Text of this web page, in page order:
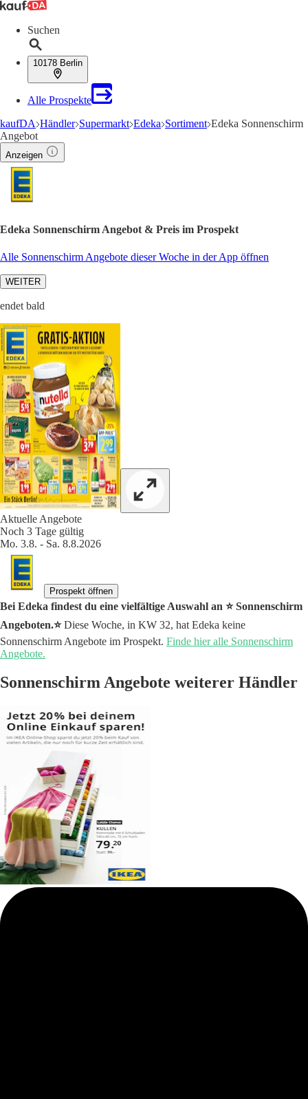
Suchen
10178 Berlin
Alle Prospekte
kaufDA Händler Supermarkt Edeka Sortiment Edeka Sonnenschirm
Angebot
Anzeigen
Edeka Sonnenschirm Angebot & Preis im Prospekt
Alle Sonnenschirm Angebote dieser Woche in der App öffnen
WEITER
endet bald
Aktuelle Angebote
Noch 3 Tage gültig
Mo. 3.8. - Sa. 8.8.2026
Prospekt öffnen
Bei Edeka findest du eine vielfältige Auswahl an ⭐️ Sonnenschirm
Angeboten.⭐️Diese Woche, in KW 32, hat Edeka keine
Sonnenschirm Angebote im Prospekt. Finde hier alle Sonnenschirm
Angebote.
Sonnenschirm Angebote weiterer Händler